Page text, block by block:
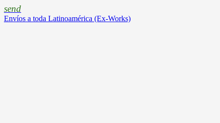
send
Envíos a toda Latinoamérica (Ex-Works)